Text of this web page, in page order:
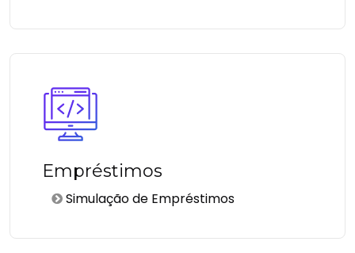
Empréstimos
Simulação de Empréstimos